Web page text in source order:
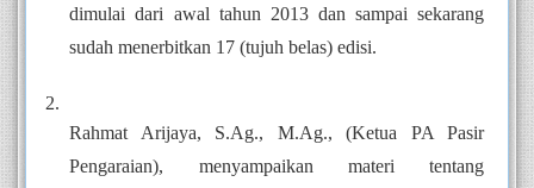
dimulai dari awal tahun 2013 dan sampai sekarang
sudah menerbitkan 17 (tujuh belas) edisi.
Rahmat Arijaya, S.Ag., M.Ag., (Ketua PA Pasir
Pengaraian), menyampaikan materi tentang